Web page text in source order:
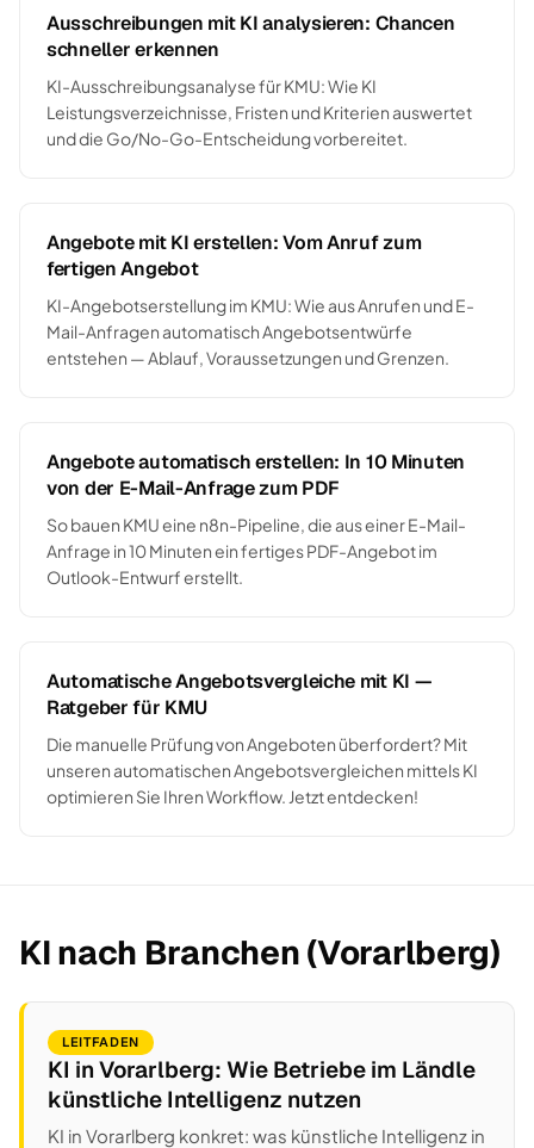
Ausschreibungen mit KI analysieren: Chancen
schneller erkennen
KI-Ausschreibungsanalyse für KMU: Wie KI
Leistungsverzeichnisse, Fristen und Kriterien auswertet
und die Go/No-Go-Entscheidung vorbereitet.
Angebote mit KI erstellen: Vom Anruf zum
fertigen Angebot
KI-Angebotserstellung im KMU: Wie aus Anrufen und E-
Mail-Anfragen automatisch Angebotsentwürfe
entstehen — Ablauf, Voraussetzungen und Grenzen.
Angebote automatisch erstellen: In 10 Minuten
von der E-Mail-Anfrage zum PDF
So bauen KMU eine n8n-Pipeline, die aus einer E-Mail-
Anfrage in 10 Minuten ein fertiges PDF-Angebot im
Outlook-Entwurf erstellt.
Automatische Angebotsvergleiche mit KI —
Ratgeber für KMU
Die manuelle Prüfung von Angeboten überfordert? Mit
unseren automatischen Angebotsvergleichen mittels KI
optimieren Sie Ihren Workflow. Jetzt entdecken!
KI nach Branchen (Vorarlberg)
LEITFADEN
KI in Vorarlberg: Wie Betriebe im Ländle
künstliche Intelligenz nutzen
KI in Vorarlberg konkret: was künstliche Intelligenz in